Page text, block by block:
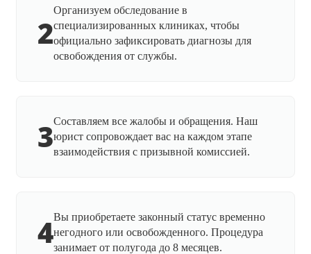
2
Организуем обследование в
специализированных клиниках, чтобы
официально зафиксировать диагнозы для
освобождения от службы.
3Составляем все жалобы и обращения. Наш
юрист сопровождает вас на каждом этапе
взаимодействия с призывной комиссией.
4Вы приобретаете законный статус временно
негодного или освобожденного. Процедура
занимает от полугода до 8 месяцев.